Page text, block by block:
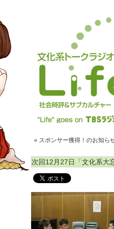
« スポンサー獲得！のお知ら
次回12月27日「文化系大